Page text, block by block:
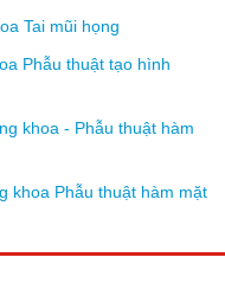
Tai mũi họng
Phẫu thuật tạo hình
khoa - Phẫu thuật hàm
khoa Phẫu thuật hàm mặt